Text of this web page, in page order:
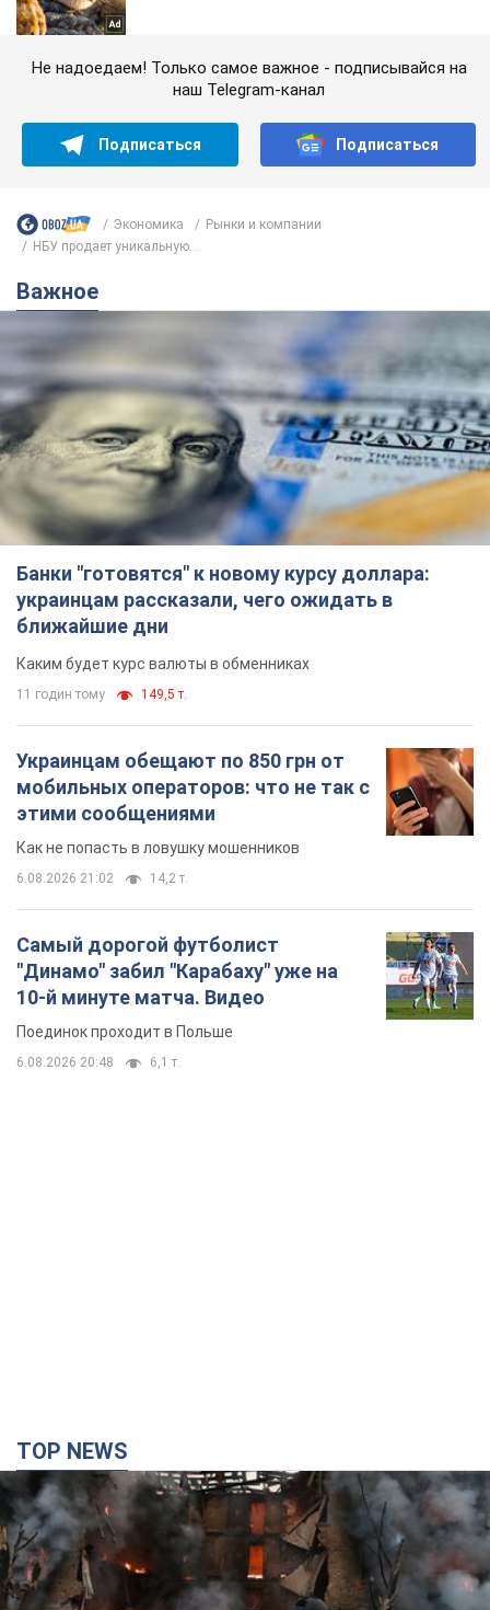
Не надоедаем! Только самое важное - подписывайся на
наш Telegram-канал
Подписаться Подписаться
Экономика
Рынки и компании
НБУ продает уникальную...
Важное
Банки "готовятся" к новому курсу доллара:
украинцам рассказали, чего ожидать в
ближайшие дни
Каким будет курс валюты в обменниках
11 годин тому 149,5 т.
Украинцам обещают по 850 грн от
мобильных операторов: что не так с
этими сообщениями
Как не попасть в ловушку мошенников
6.08.2026 21:02 14,2 т.
Самый дорогой футболист
"Динамо" забил "Карабаху" уже на
10-й минуте матча. Видео
Поединок проходит в Польше
6.08.2026 20:48 6,1 т.
TOP NEWS